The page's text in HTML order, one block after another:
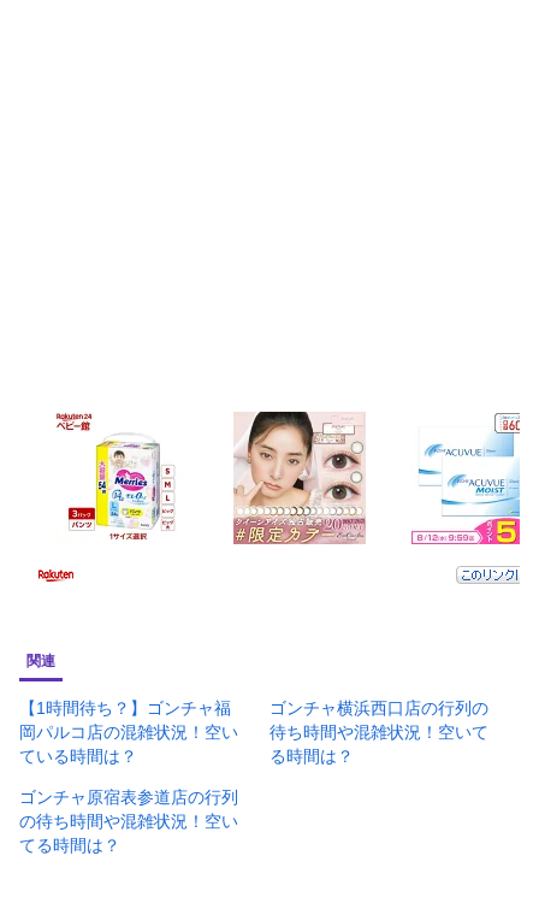
関連
【1時間待ち？】ゴンチャ福
岡パルコ店の混雑状況！空い
ている時間は？
ゴンチャ横浜西口店の行列の
待ち時間や混雑状況！空いて
る時間は？
ゴンチャ原宿表参道店の行列
の待ち時間や混雑状況！空い
てる時間は？